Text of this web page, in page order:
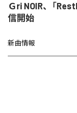
Ｇri NOIR、「
信開始
新曲情報